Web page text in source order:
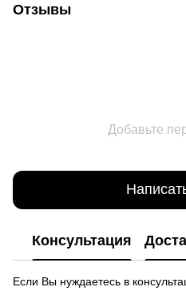
Отзывы
Добавьте
Консультация
Если Вы нуждаетесь в